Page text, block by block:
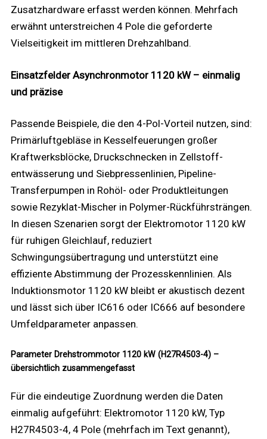
Zusatzhardware erfasst werden können. Mehrfach
erwähnt unterstreichen 4 Pole die geforderte
Vielseitigkeit im mittleren Drehzahlband.
Einsatzfelder Asynchronmotor 1120 kW – einmalig
und präzise
Passende Beispiele, die den 4-Pol-Vorteil nutzen, sind:
Primärluftgebläse in Kessel­feuerungen großer
Kraftwerksblöcke, Druckschnecken in Zellstoff­
entwässerung und Siebpressenlinien, Pipeline-
Transferpumpen in Rohöl- oder Produktleitungen
sowie Rezyklat-Mischer in Polymer-Rückführsträngen.
In diesen Szenarien sorgt der Elektromotor 1120 kW
für ruhigen Gleichlauf, reduziert
Schwingungsübertragung und unterstützt eine
effiziente Abstimmung der Prozesskennlinien. Als
Induktionsmotor 1120 kW bleibt er akustisch dezent
und lässt sich über IC616 oder IC666 auf besondere
Umfeldparameter anpassen.
Parameter Drehstrommotor 1120 kW (H27R4503-4) –
übersichtlich zusammengefasst
Für die eindeutige Zuordnung werden die Daten
einmalig aufgeführt: Elektromotor 1120 kW, Typ
H27R4503-4, 4 Pole (mehrfach im Text genannt),